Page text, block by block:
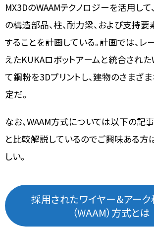
MX3DのWAAMテクノロジーを活用して
の構造部品、柱、耐力梁、および支持要
することを計画している。計画では、レ
えたKUKAロボットアームと統合され
て鋼粉を3Dプリントし、建物のさまざ
定だ。
なお、WAAM方式については以下の記
と比較解説しているのでご興味ある方
しい。
採用されたワイヤー＆アー
（WAAM）方式とは